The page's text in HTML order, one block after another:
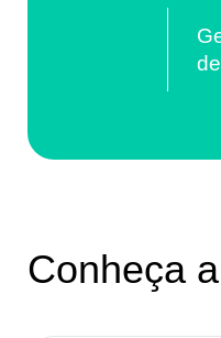
Conheça